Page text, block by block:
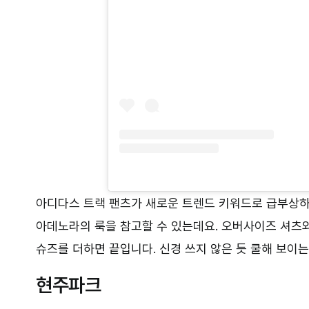
아디다스 트랙 팬츠가 새로운 트렌드 키워드로 급부상
아데노라의 룩을 참고할 수 있는데요. 오버사이즈 셔
슈즈를 더하면 끝입니다. 신경 쓰지 않은 듯 쿨해 보이
현주파크